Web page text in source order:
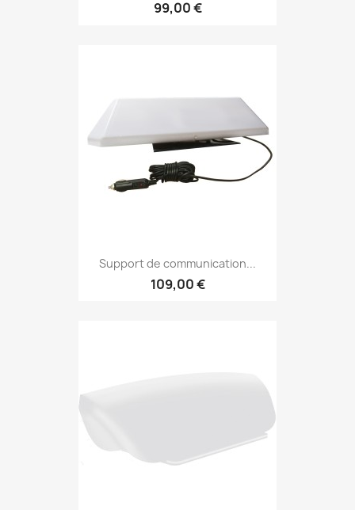
99,00 €
Support de communication...
109,00 €